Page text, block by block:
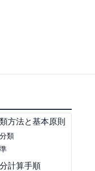
方法と基本原則
類
計算手順